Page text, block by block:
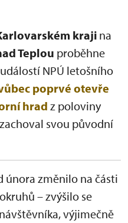
kraji na
Teplou proběhne
NPÚ letošního
poprvé otevře
hrad z poloviny
svou původní
února změnilo na části
– zvýšilo se
výjimečně